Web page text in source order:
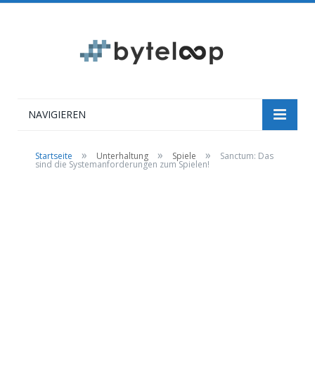
NAVIGIEREN
Startseite » Unterhaltung » Spiele » Sanctum: Das
sind die Systemanforderungen zum Spielen!